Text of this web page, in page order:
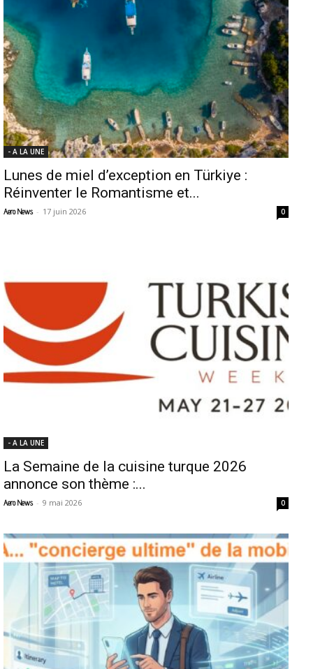
- A LA UNE
Lunes de miel d’exception en Türkiye :
Réinventer le Romantisme et...
Aero News - 17 juin 2026 0
- A LA UNE
La Semaine de la cuisine turque 2026
annonce son thème :...
Aero News - 9 mai 2026 0